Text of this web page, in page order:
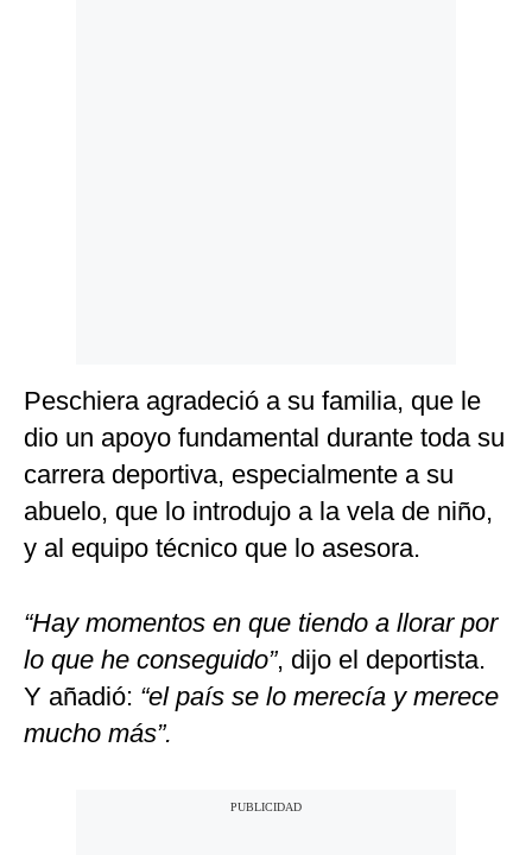
Peschiera agradeció a su familia, que le
dio un apoyo fundamental durante toda su
carrera deportiva, especialmente a su
abuelo, que lo introdujo a la vela de niño,
y al equipo técnico que lo asesora.
“Hay momentos en que tiendo a llorar por
lo que he conseguido”, dijo el deportista.
Y añadió: “el país se lo merecía y merece
mucho más”.